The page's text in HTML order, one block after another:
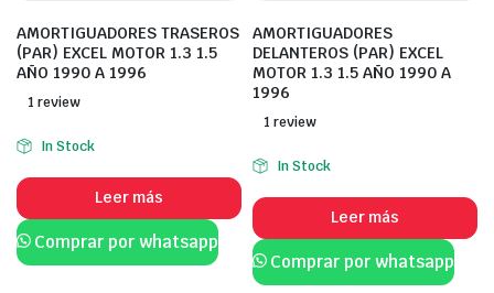
AMORTIGUADORES TRASEROS
(PAR) EXCEL MOTOR 1.3 1.5
AÑO 1990 A 1996
1 review
In Stock
Leer más
Comprar por whatsapp
AMORTIGUADORES
DELANTEROS (PAR) EXCEL
MOTOR 1.3 1.5 AÑO 1990 A
1996
1 review
In Stock
Leer más
Comprar por whatsapp